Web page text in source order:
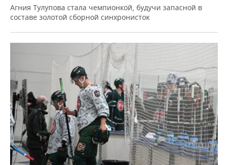
Агния Тулупова стала чемпионкой, будучи запасной в
составе золотой сборной синхронисток